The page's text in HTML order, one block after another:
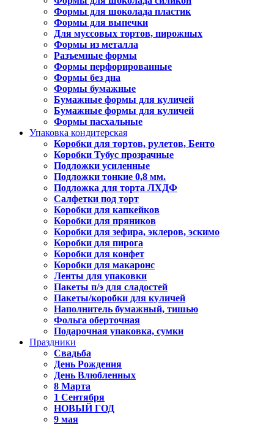
Формы для шоколада пластик
Формы для выпечки
Для муссовых тортов, пирожных
Формы из металла
Разъемные формы
Формы перфорированные
Формы без дна
Формы бумажные
Бумажные формы для куличей
Бумажные формы для куличей
Формы пасхальные
Упаковка кондитерская
Коробки для тортов, рулетов, Бенто
Коробки Тубус прозрачные
Подложки усиленные
Подложки тонкие 0,8 мм.
Подложка для торта ЛХДФ
Салфетки под торт
Коробки для капкейков
Коробки для пряников
Коробки для зефира, эклеров, эскимо
Коробки для пирога
Коробки для конфет
Коробки для макаронс
Ленты для упаковки
Пакеты п/э для сладостей
Пакеты/коробки для куличей
Наполнитель бумажный, тишью
Фольга оберточная
Подарочная упаковка, сумки
Праздники
Свадьба
День Рождения
День Влюбленных
8 Марта
1 Сентября
НОВЫЙ ГОД
9 мая